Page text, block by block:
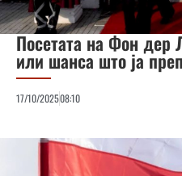
Посетата на Фон дер
или шанса што ја
17/10/202508:10